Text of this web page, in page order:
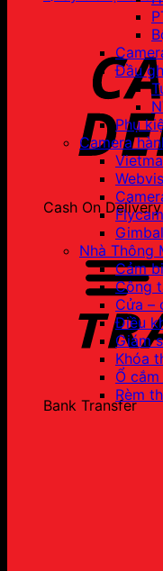
Cash On Delivery
Bank Transfer
Đầu
Phụ
Camera
Flycam
Gimbal
Nhà Thông
Cảm
Công
Cửa –
Điều
Giám
Khóa
Ổ
Rèm